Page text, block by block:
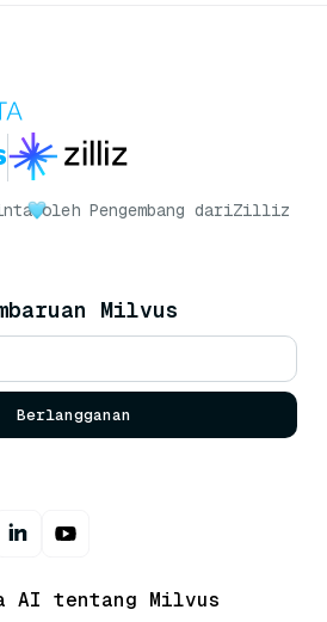
oleh Pengembang dariZilliz
Milvus
Berlangganan
AI tentang Milvus